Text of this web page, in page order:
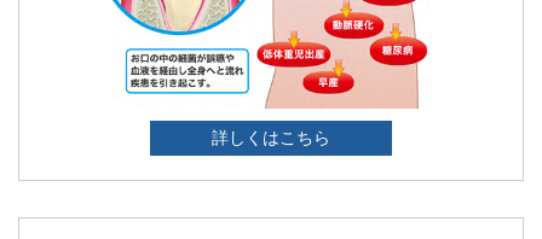
詳しくはこちら